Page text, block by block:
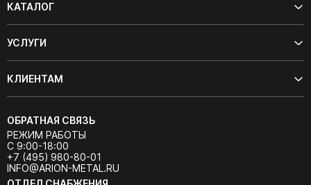
КАТАЛОГ
УСЛУГИ
КЛИЕНТАМ
ОБРАТНАЯ СВЯЗЬ
РЕЖИМ РАБОТЫ
С 9:00-18:00
+7 (495) 980-80-01
INFO@ARION-METAL.RU